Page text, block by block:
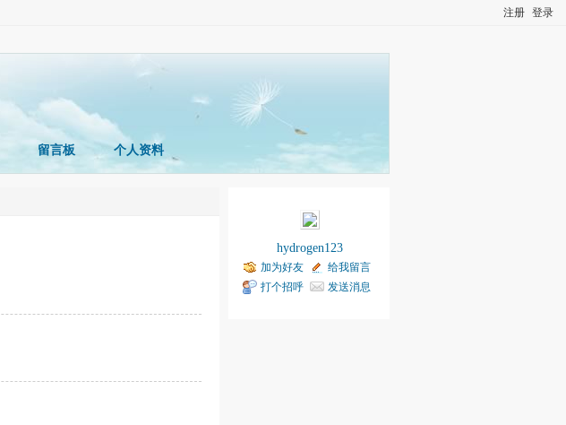
注册 登录
留言板 个人资料
hydrogen123
加为好友
给我留言
打个招呼
发送消息